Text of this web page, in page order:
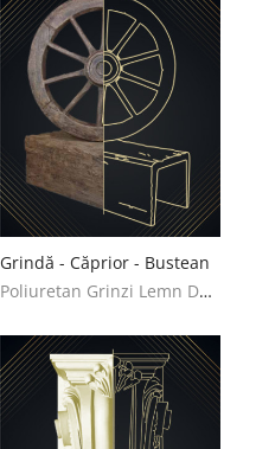
Grindă - Căprior - Bustean
Poliuretan Grinzi Lemn Decoratiuni Casa